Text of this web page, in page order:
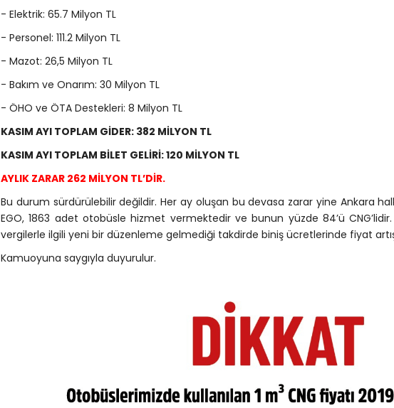
- Elektrik: 65.7 Milyon TL
- Personel: 111.2 Milyon TL
- Mazot: 26,5 Milyon TL
- Bakım ve Onarım: 30 Milyon TL
- ÖHO ve ÖTA Destekleri: 8 Milyon TL
KASIM AYI TOPLAM GİDER: 382 MİLYON TL
KASIM AYI TOPLAM BİLET GELİRİ: 120 MİLYON TL
AYLIK ZARAR 262 MİLYON TL’DİR.
Bu durum sürdürülebilir değildir. Her ay oluşan bu devasa zarar yine Ankara
EGO, 1863 adet otobüsle hizmet vermektedir ve bunun yüzde 84’ü
vergilerle ilgili yeni bir düzenleme gelmediği takdirde biniş ücretlerinde fiyat
Kamuoyuna saygıyla duyurulur.